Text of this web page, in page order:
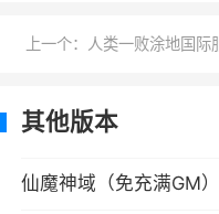
至尊815000
ps：信息由发
际不符，请玩家以游
上一个：人类一败涂地国际
其他版本
仙魔神域（免充满GM）